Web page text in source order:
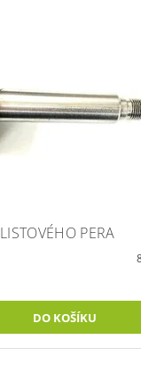
PERA